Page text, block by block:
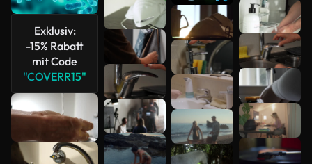
Exklusiv:
-15% Rabatt
mit Code
"COVERR15"
Mehr
anzeigen